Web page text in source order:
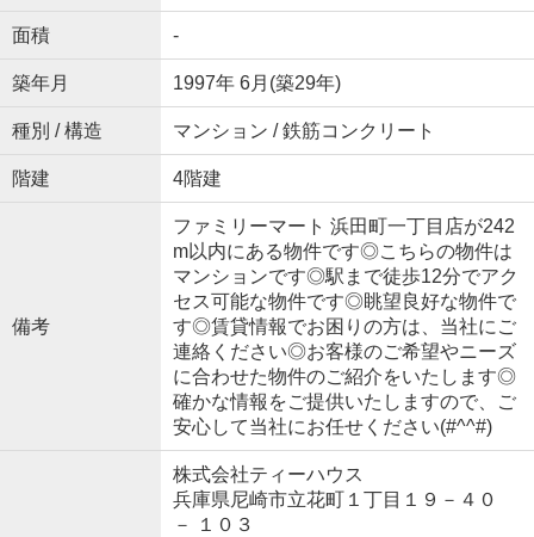
面積 -
築年月 1997年 6月(築29年)
種別 / 構造 マンション / 鉄筋コンクリート
階建 4階建
備考
ファミリーマート 浜田町一丁目店が242
m以内にある物件です◎こちらの物件は
マンションです◎駅まで徒歩12分でアク
セス可能な物件です◎眺望良好な物件で
す◎賃貸情報でお困りの方は、当社にご
連絡ください◎お客様のご希望やニーズ
に合わせた物件のご紹介をいたします◎
確かな情報をご提供いたしますので、ご
安心して当社にお任せください(#^^#)
株式会社ティーハウス
兵庫県尼崎市立花町１丁目１９－４０
－ １０３